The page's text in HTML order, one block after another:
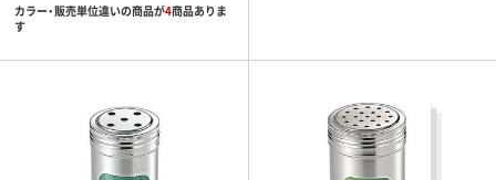
カラー・販売単位違いの商品が4商品ありま
す